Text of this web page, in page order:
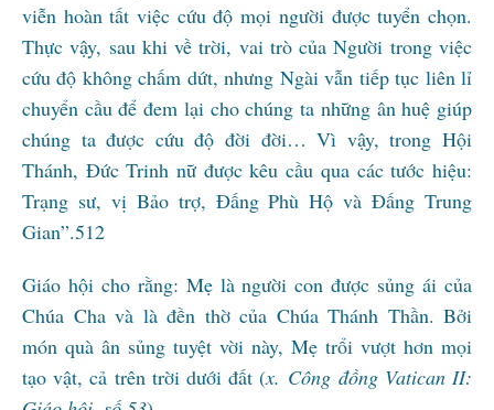
viễn hoàn tất việc cứu độ mọi người được tuyển chọn.
Thực vậy, sau khi về trời, vai trò của Người trong việc
cứu độ không chấm dứt, nhưng Ngài vẫn tiếp tục liên lỉ
chuyển cầu để đem lại cho chúng ta những ân huệ giúp
chúng ta được cứu độ đời đời… Vì vậy, trong Hội
Thánh, Đức Trinh nữ được kêu cầu qua các tước hiệu:
Trạng sư, vị Bảo trợ, Đấng Phù Hộ và Đấng Trung
Gian”.512
Giáo hội cho rằng: Mẹ là người con được sủng ái của
Chúa Cha và là đền thờ của Chúa Thánh Thần. Bởi
món quà ân sủng tuyệt vời này, Mẹ trổi vượt hơn mọi
tạo vật, cả trên trời dưới đất (x. Công đồng Vatican II: